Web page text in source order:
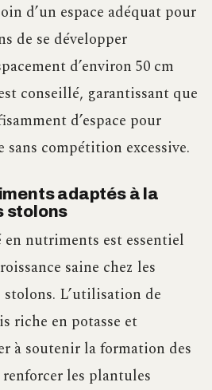
d’un espace adéquat pour
de se développer
d’environ 50 cm
conseillé, garantissant que
d’espace pour
sans compétition excessive.
adaptés à la
stolons
nutriments est essentiel
saine chez les
L’utilisation de
riche en potasse et
à soutenir la formation des
les plantules